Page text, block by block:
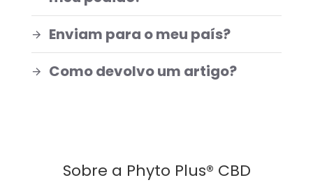
Enviam para o meu país?
Como devolvo um artigo?
Sobre a Phyto Plus® CBD